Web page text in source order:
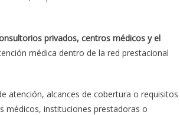
privados, centros médicos y el
médica dentro de la red prestacional
atención, alcances de cobertura o requisitos
médicos, instituciones prestadoras o